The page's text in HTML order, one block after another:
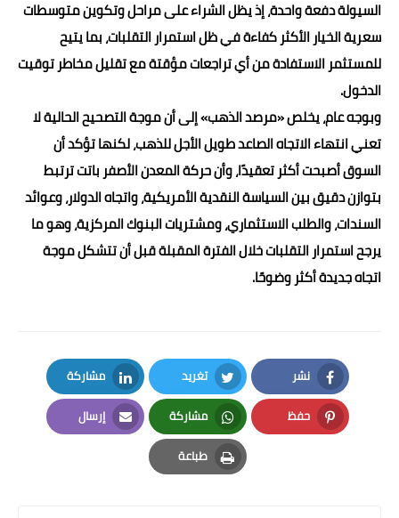
السيولة دفعة واحدة، إذ يظل الشراء على مراحل وتكوين متوسطات
سعرية الخيار الأكثر كفاءة في ظل استمرار التقلبات، بما يتيح
للمستثمر الاستفادة من أي تراجعات مؤقتة مع تقليل مخاطر توقيت
الدخول.
وبوجه عام، يخلص «مرصد الذهب» إلى أن موجة التصحيح الحالية لا
تعني انتهاء الاتجاه الصاعد طويل الأجل للذهب، لكنها تؤكد أن
السوق أصبحت أكثر تعقيدًا، وأن حركة المعدن الأصفر باتت ترتبط
بتوازن دقيق بين السياسة النقدية الأمريكية، واتجاه الدولار، وعوائد
السندات، والطلب الاستثماري، ومشتريات البنوك المركزية، وهو ما
يرجح استمرار التقلبات خلال الفترة المقبلة قبل أن تتشكل موجة
اتجاه جديدة أكثر وضوحًا.
نشر
Facebook
تغريد
Twitter
مشاركة
LinkedIn
حفظ
Pinterest
مشاركة
Whatsapp
إرسال
Email
طباعة
Print